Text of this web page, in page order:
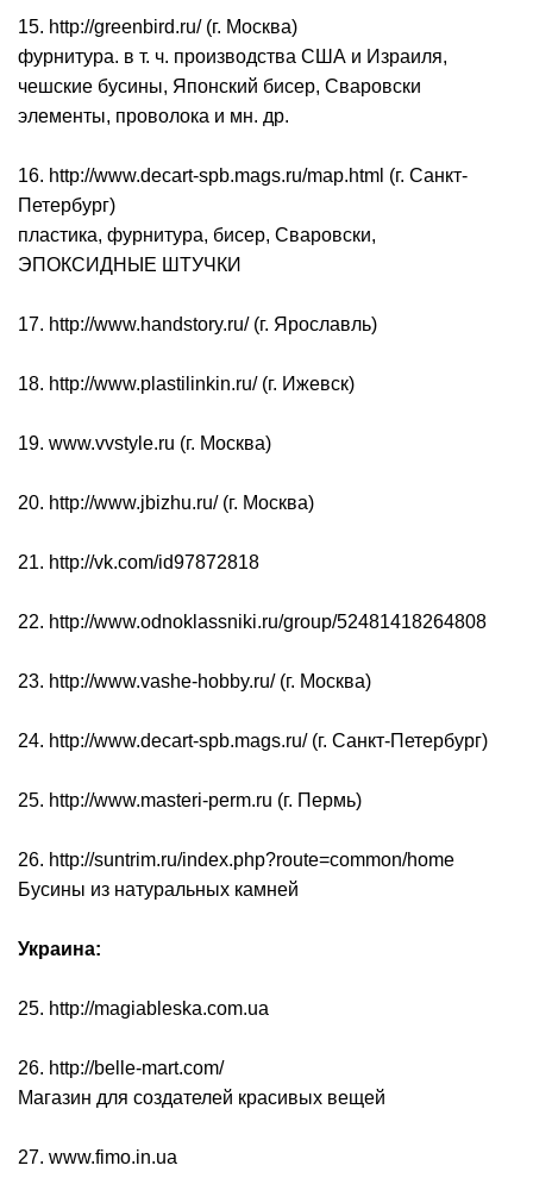
15. http://greenbird.ru/ (г. Москва)
фурнитура. в т. ч. производства США и Израиля,
чешские бусины, Японский бисер, Сваровски
элементы, проволока и мн. др.
16. http://www.decart-spb.mags.ru/map.html (г. Санкт-
Петербург)
пластика, фурнитура, бисер, Сваровски,
ЭПОКСИДНЫЕ ШТУЧКИ
17. http://www.handstory.ru/ (г. Ярославль)
18. http://www.plastilinkin.ru/ (г. Ижевск)
19. www.vvstyle.ru (г. Москва)
20. http://www.jbizhu.ru/ (г. Москва)
21. http://vk.com/id97872818
22. http://www.odnoklassniki.ru/group/52481418264808
23. http://www.vashe-hobby.ru/ (г. Москва)
24. http://www.decart-spb.mags.ru/ (г. Санкт-Петербург)
25. http://www.masteri-perm.ru (г. Пермь)
26. http://suntrim.ru/index.php?route=common/home
Бусины из натуральных камней
Украина:
25. http://magiableska.com.ua
26. http://belle-mart.com/
Магазин для создателей красивых вещей
27. www.fimo.in.ua